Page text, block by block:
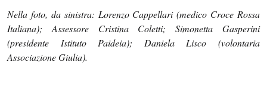
Nella foto, da sinistra: Lorenzo Cappellari (medico Croce Rossa
Italiana); Assessore Cristina Coletti; Simonetta Gasperini
(presidente Istituto Paideia); Daniela Lisco (volontaria
Associazione Giulia).